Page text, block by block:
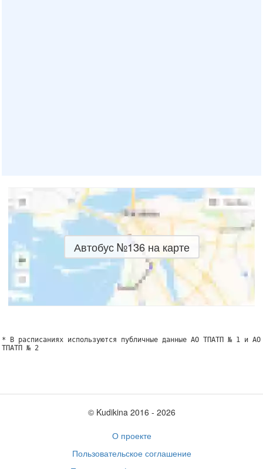
Автобус №136 на карте
* В расписаниях используются публичные данные АО ТПАТП № 1 и АО
ТПАТП № 2
© Kudikina 2016 ‐ 2026
О проекте
Пользовательское соглашение